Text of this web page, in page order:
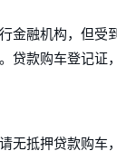
金融机构，但受
贷款购车登记证
无抵押贷款购车